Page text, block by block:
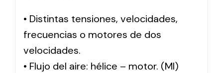
• Distintas tensiones, velocidades,
frecuencias o motores de dos
velocidades.
• Flujo del aire: hélice – motor. (MI)